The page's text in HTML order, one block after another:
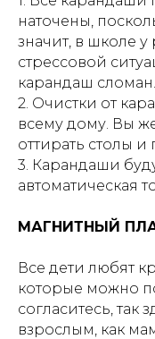
наточены,
значит, в школе
стрессовой
карандаш сломан.
2. Очистки от
всему дому. Вы
оттирать столы
3. Карандаши
автоматическая
МАГНИТНЫЙ
Все дети любят
которые можно
согласитесь, так
взрослым, как